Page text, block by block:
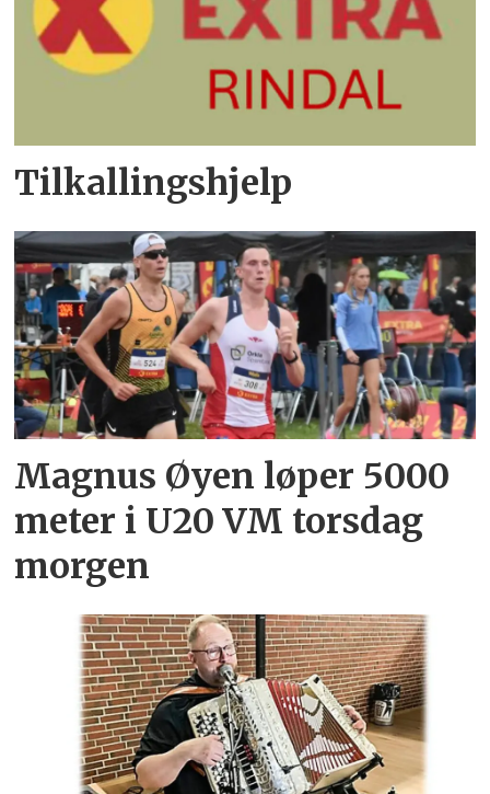
Tilkallingshjelp
Magnus Øyen løper 5000
meter i U20 VM torsdag
morgen